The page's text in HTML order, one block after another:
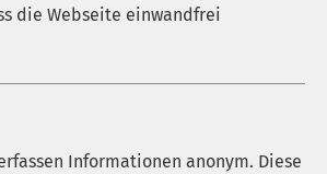
die Webseite einwandfrei
Informationen anonym. Diese
Klinika